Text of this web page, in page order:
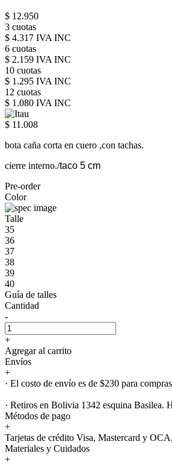
$ 12.950
3 cuotas
$ 4.317 IVA INC
6 cuotas
$ 2.159 IVA INC
10 cuotas
$ 1.295 IVA INC
12 cuotas
$ 1.080 IVA INC
$ 11.008
bota caña corta en cuero ,con tachas.
cierre interno./taco 5 cm
Pre-order
Color
Talle
35
36
37
38
39
40
Guía de talles
Cantidad
-
+
Agregar al carrito
Envíos
+
· El costo de envío es de $230 para
· Retiros en Bolivia 1342 esquina Basilea.
Métodos de pago
+
Tarjetas de crédito Visa, Mastercard y
Materiales y Cuidados
+